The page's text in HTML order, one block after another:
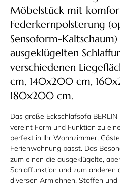
Möbelstück mit
Federkernpolsterung
Sensoform-
ausgeklügelten
verschiedenen
cm, 140x200 cm,
180x200 cm.
Das große Eckschlafsofa
vereint Form und Funktion zu
perfekt in Ihr Wohnzimmer,
Ferienwohnung passt. Das
zum einen die ausgeklügelte,
Schlaffunktion und zum anderen
diversen Armlehnen, Stoffen und